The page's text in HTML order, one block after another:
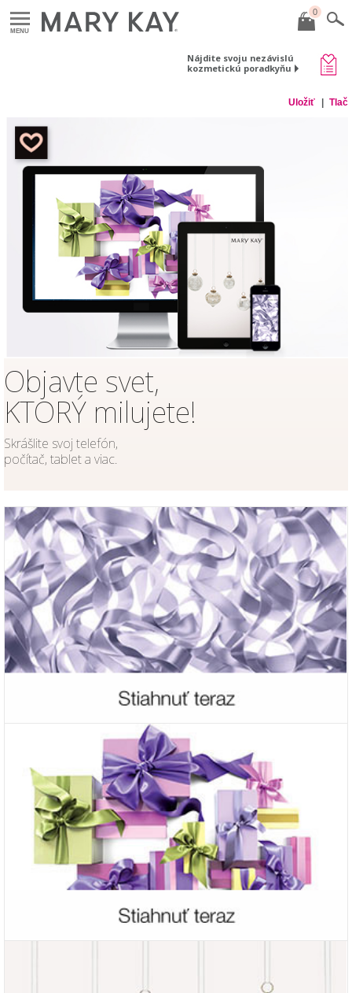
MENU
0
Nájdite svoju nezávislú
kozmetickú poradkyňu
Uložiť Tlač
Objavte svet,
KTORÝ milujete!
Skrášlite svoj telefón,
počítač, tablet a viac.